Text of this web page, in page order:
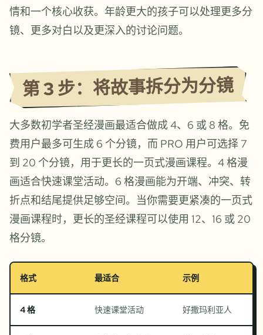
情和一个核心收获。年龄更大的孩子可以处理更多分
镜、更多对白以及更深入的讨论问题。
第 3 步：将故事拆分为分镜
大多数初学者圣经漫画最适合做成 4、6 或 8 格。免
费用户最多可生成 6 个分镜，而 PRO 用户可选择 7
到 20 个分镜，用于更长的一页式漫画课程。4 格漫
画适合快速课堂活动。6 格漫画能为开端、冲突、转
折点和结尾提供足够空间。当你需要更紧凑的一页式
漫画课程时，更长的圣经课程可以使用 12、16 或 20
格分镜。
格式 最适合 示例
4 格 快速课堂活动 好撒玛利亚人